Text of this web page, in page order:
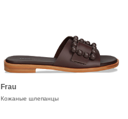
Frau
Кожаные шлепанцы